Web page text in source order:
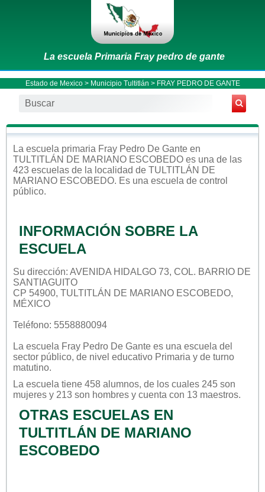
La escuela Primaria Fray pedro de gante
Estado de Mexico> Municipio Tultitlán > FRAY PEDRO DE GANTE
La escuela primaria Fray Pedro De Gante en
TULTITLÁN DE MARIANO ESCOBEDO es una de las
423 escuelas de la localidad de TULTITLÁN DE
MARIANO ESCOBEDO. Es una escuela de control
público.
INFORMACIÓN SOBRE LA
ESCUELA
Su dirección: AVENIDA HIDALGO 73, COL. BARRIO DE
SANTIAGUITO
CP 54900, TULTITLÁN DE MARIANO ESCOBEDO,
MÉXICO
Teléfono: 5558880094
La escuela Fray Pedro De Gante es una escuela del
sector público, de nivel educativo Primaria y de turno
matutino.
La escuela tiene 458 alumnos, de los cuales 245 son
mujeres y 213 son hombres y cuenta con 13 maestros.
OTRAS ESCUELAS EN
TULTITLÁN DE MARIANO
ESCOBEDO